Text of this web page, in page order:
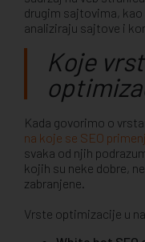
drugim sajtovima,
analiziraju sajtove i
Koje
Kada govorimo o
na koje se SEO
svaka od njih
kojih su neke dobre,
zabranjene.
Vrste optimizacije u